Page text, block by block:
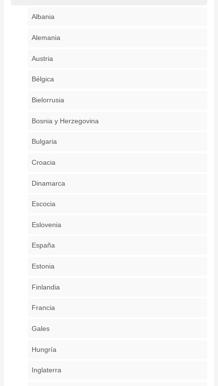
Albania
Alemania
Austria
Bélgica
Bielorrusia
Bosnia y Herzegovina
Bulgaria
Croacia
Dinamarca
Escocia
Eslovenia
España
Estonia
Finlandia
Francia
Gales
Hungría
Inglaterra